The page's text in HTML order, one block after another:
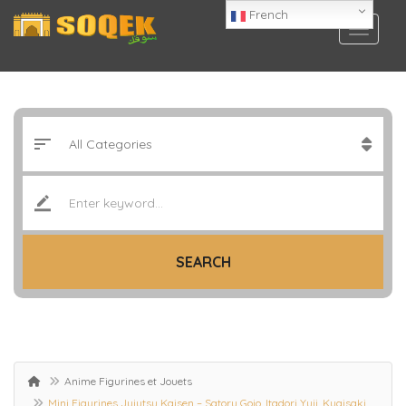
SEARCH
Anime Figurines et Jouets
Mini Figurines Jujutsu Kaisen – Satoru Gojo, Itadori Yuji, Kugisaki
French